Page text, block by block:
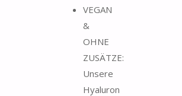
VEGAN
&
OHNE
ZUSÄTZE:
Unsere
Hyaluron